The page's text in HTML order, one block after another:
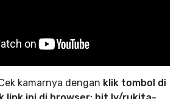
kamarnya dengan klik tombol di